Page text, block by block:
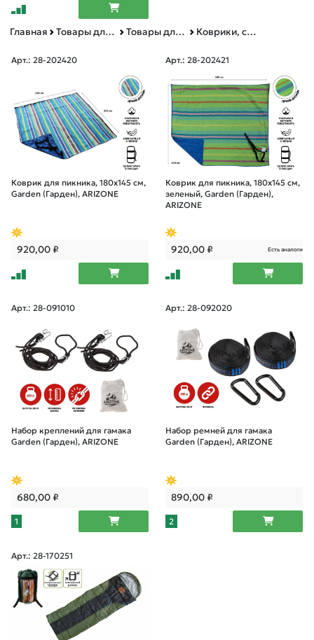
Главная Товары для дома Товары для туризма Коврики, спальники, шезлонги, гамаки
Арт.: 28-202420
Коврик для пикника, 180х145 см,
Garden (Гарден), ARIZONE
920,00₽
Арт.: 28-202421
Коврик для пикника, 180х145 см,
зеленый, Garden (Гарден),
ARIZONE
920,00₽ Есть аналоги
Арт.: 28-091010
Набор креплений для гамака
Garden (Гарден), ARIZONE
680,00₽
1
Арт.: 28-092020
Набор ремней для гамака
Garden (Гарден), ARIZONE
890,00₽
2
Арт.: 28-170251